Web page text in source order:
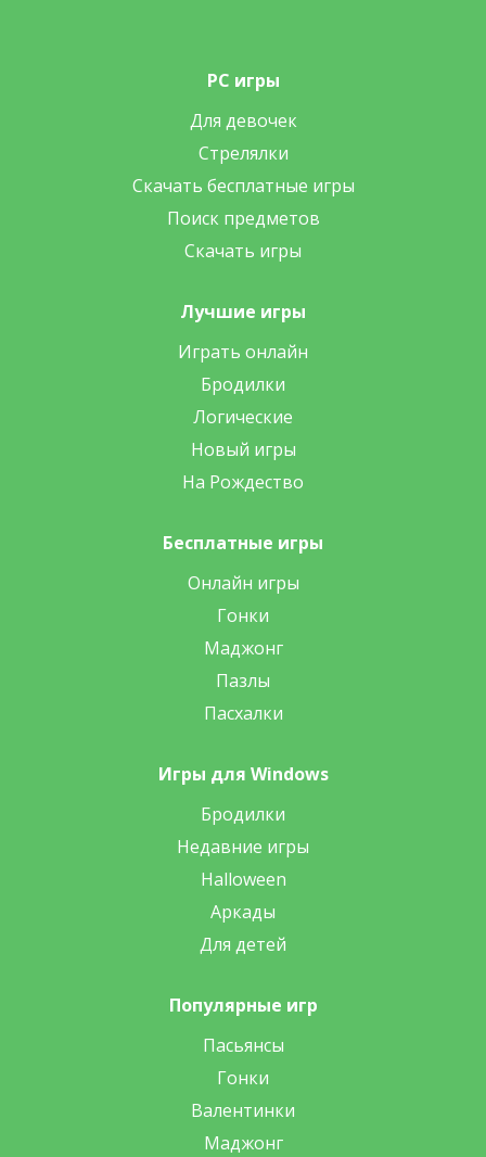
PC игры
Для девочек
Стрелялки
Скачать бесплатные игры
Поиск предметов
Скачать игры
Лучшие игры
Играть онлайн
Бродилки
Логические
Новый игры
На Рождество
Бесплатные игры
Онлайн игры
Гонки
Маджонг
Пазлы
Пасхалки
Игры для Windows
Бродилки
Недавние игры
Halloween
Аркады
Для детей
Популярные игр
Пасьянсы
Гонки
Валентинки
Маджонг